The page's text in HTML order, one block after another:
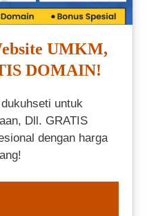
UMKM,
DOMAIN!
untuk
Dll. GRATIS
dengan harga